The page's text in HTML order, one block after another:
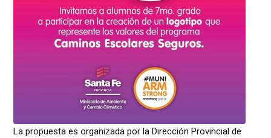
La propuesta es organizada por la Dirección Provincial de